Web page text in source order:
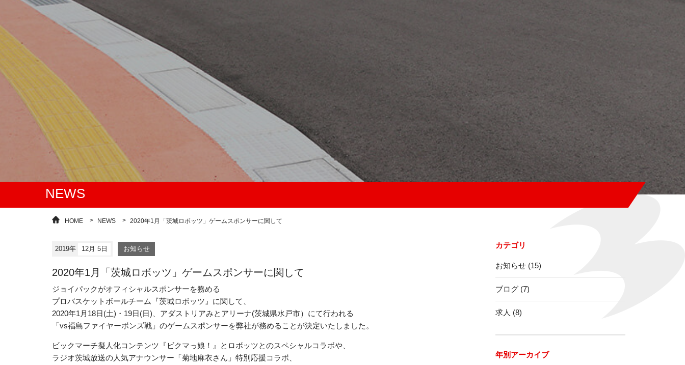
NEWS
HOME NEWS 2020年1月「茨城ロボッツ」ゲームスポンサーに関して
2019年 12月 5日 お知らせ
2020年1月「茨城ロボッツ」ゲームスポンサーに関して
ジョイパックがオフィシャルスポンサーを務める
プロバスケットボールチーム『茨城ロボッツ』に関して、
2020年1月18日(土)・19日(日)、アダストリアみとアリーナ(茨城県水戸市）にて行われる
「vs福島ファイヤーボンズ戦」のゲームスポンサーを弊社が務めることが決定いたしました。
ビックマーチ擬人化コンテンツ『ビクマっ娘！』とロボッツとのスペシャルコラボや、
ラジオ茨城放送の人気アナウンサー「菊地麻衣さん」特別応援コラボ、
カテゴリ
お知らせ (15)
ブログ (7)
求人 (8)
年別アーカイブ